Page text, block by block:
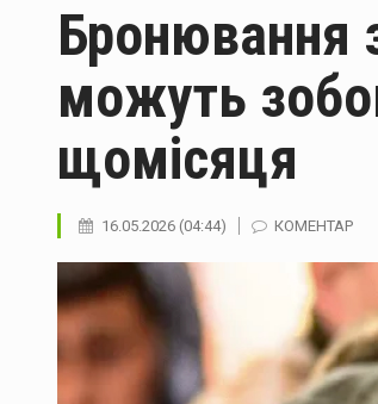
Бронювання
можуть
щомісяця
16.05.2026 (04:44) КОМЕНТАР